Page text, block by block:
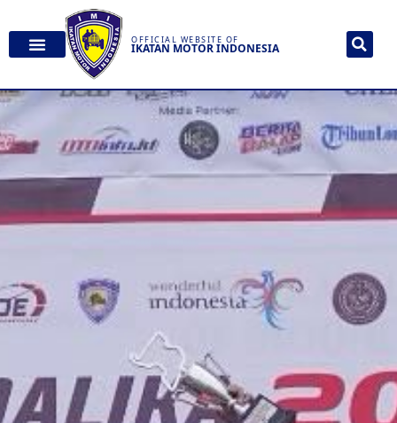
OFFICIAL WEBSITE OF
IKATAN MOTOR INDONESIA